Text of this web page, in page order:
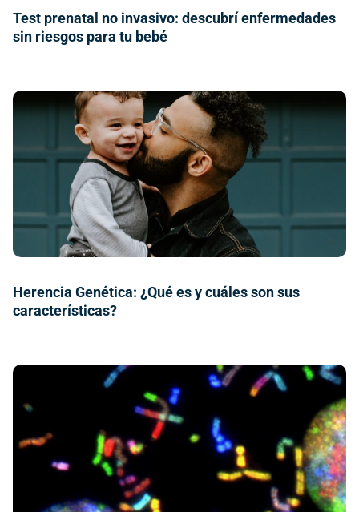
Test prenatal no invasivo: descubrí enfermedades
sin riesgos para tu bebé
Herencia Genética: ¿Qué es y cuáles son sus
características?